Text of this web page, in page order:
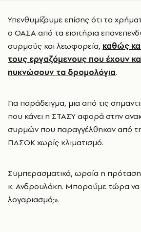
Υπενθυμίζουμε επίσης ότι τα
ο ΟΑΣΑ από τα εισιτήρια
συρμούς και λεωφορεία, καθώς
τους εργαζόμενους που έχουν
πυκνώσουν τα δρομολόγια.
Για παράδειγμα, μια από τις
που κάνει η ΣΤΑΣΥ αφορά στην
συρμών που παραγγέλθηκαν από
ΠΑΣΟΚ χωρίς κλιματισμό.
Συμπερασματικά, ωραία η
κ. Ανδρουλάκη. Μπορούμε τώρα να
λογαριασμό;».